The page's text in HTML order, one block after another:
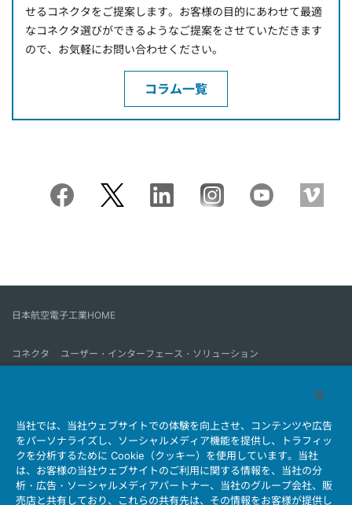
せるコネクタをご提案します。お客様の目的にあわせて最適
なコネクタ選びができるようなご提案をさせていただきます
ので、お気軽にお問い合わせください。
コラム一覧
日本航空電子工業HOME
コネクタ
ユーザー・インターフェース・ソリューション
会社情報 サステナビリティ IR情報 採用情報
会社情報新着一覧
製品情報新着一覧
サイトマップ お問い合わせ
当社では、当社ウェブサイトでの体験を向上させ、コンテンツや広告
をパーソナライズし、ソーシャルメディア機能を提供し、トラフィッ
クを分析するために Cookie（クッキー）を使用しています。当社
は、お客様の当社ウェブサイトのご利用に関する情報を、当社の分
析・広告・ソーシャルメディアパートナー、当社のグループ会社、販
売店と共有しており、これらの共有先は、その情報をお客様が提供し